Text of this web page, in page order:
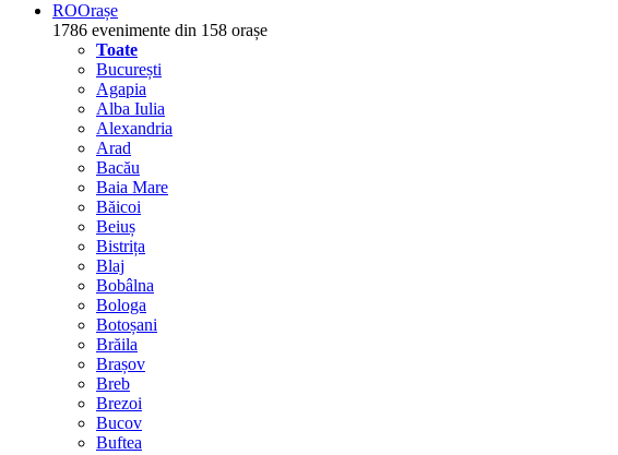
ROOrașe
1786 evenimente din 158 orașe
Toate
București
Agapia
Alba Iulia
Alexandria
Arad
Bacău
Baia Mare
Băicoi
Beiuș
Bistrița
Blaj
Bobâlna
Bologa
Botoșani
Brăila
Brașov
Breb
Brezoi
Bucov
Buftea